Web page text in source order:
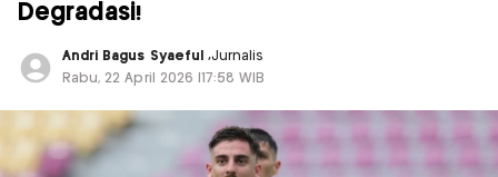
Degradasi!
Andri Bagus Syaeful ,Jurnalis
Rabu, 22 April 2026 |17:58 WIB